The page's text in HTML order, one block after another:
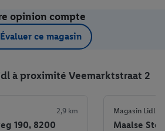
opinion compte
Évaluer ce magasin
à proximité Veemarktstraat 2
2,9 km
190, 8200
Magasin Lidl
Maalse